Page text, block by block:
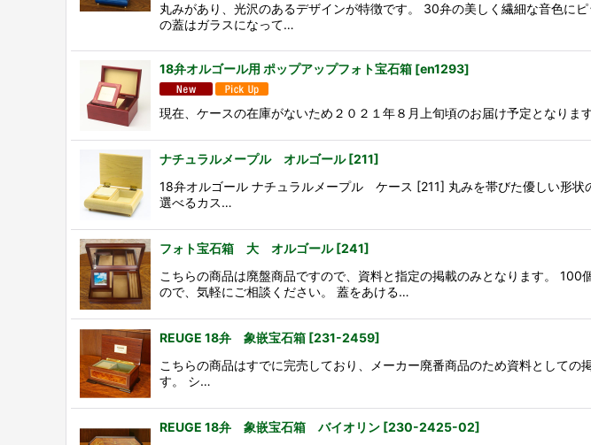
丸みがあり、光沢のあるデザインが特徴です。 30弁の美しく繊細な音色に
の蓋はガラスになって…
18弁オルゴール用 ポップアップフォト宝石箱 [en1293]
現在、ケースの在庫がないため２０２１年８月上旬頃のお届け予定となり
ナチュラルメープル オルゴール [211]
18弁オルゴール ナチュラルメープル ケース [211] 丸みを帯びた優しい形状
選べるカス…
フォト宝石箱 大 オルゴール [241]
こちらの商品は廃盤商品ですので、資料と指定の掲載のみとなります。
ので、気軽にご相談ください。 蓋をあける…
REUGE 18弁 象嵌宝石箱 [231-2459]
こちらの商品はすでに完売しており、メーカー廃番商品のため資料として
す。 シ…
REUGE 18弁 象嵌宝石箱 バイオリン [230-2425-02]